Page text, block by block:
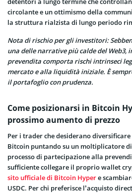
circolante e un ottimismo della
la struttura rialzista di lungo periodo
Nota di rischio per gli investitori:
una delle narrative più calde del Web3,
prevendita comporta rischi intrinseci
mercato e alla liquidità iniziale. È
il portafoglio con prudenza.
Come posizionarsi in Bitcoin
prossimo aumento di prezzo
Per i trader che desiderano
Bitcoin puntando su un moltiplicatore di
processo di partecipazione alla
sufficiente collegare il proprio wallet
sito ufficiale di Bitcoin Hypere
USDC. Per chi preferisce l’acquisto